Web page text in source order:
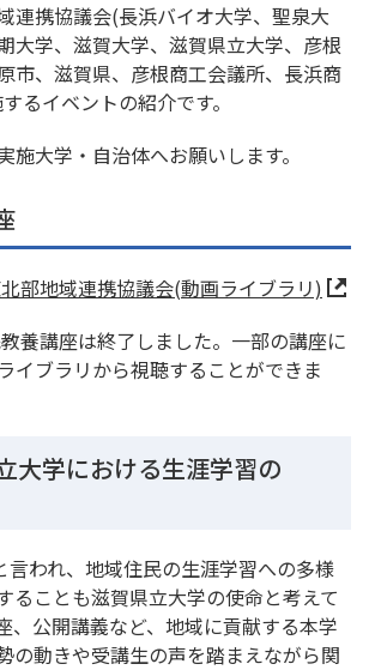
連携協議会(長浜バイオ大学、聖泉大
大学、滋賀大学、滋賀県立大学、彦根
市、滋賀県、彦根商工会議所、長浜商
るイベントの紹介です。
施大学・自治体へお願いします。
部地域連携協議会(動画ライブラリ)
養講座は終了しました。一部の講座に
イブラリから視聴することができま
大学における生涯学習の
言われ、地域住民の生涯学習への多様
ることも滋賀県立大学の使命と考えて
、公開講義など、地域に貢献する本学
の動きや受講生の声を踏まえながら関